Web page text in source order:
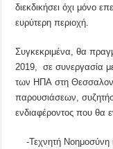
διεκδικήσει όχι μόνο
ευρύτερη περιοχή.
Συγκεκριμένα, θα
2019, σε συνεργασία
των ΗΠΑ στη
παρουσιάσεων,
ενδιαφέροντος που θα
-Τεχνητή Νοημοσύνη